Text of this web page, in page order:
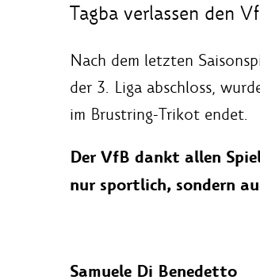
Tagba verlassen den
Nach dem letzten
der 3. Liga abschloss,
im Brustring-Trikot endet.
Der VfB dankt allen
nur sportlich, sondern
Samuele Di Benedetto